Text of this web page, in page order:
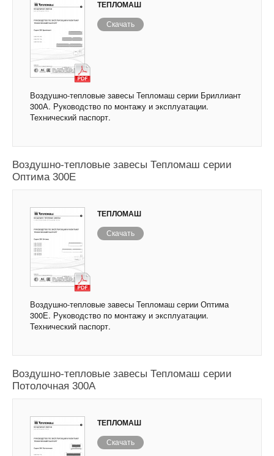
ТЕПЛОМАШ
Скачать
Воздушно-тепловые завесы Тепломаш серии Бриллиант
300А. Руководство по монтажу и эксплуатации.
Технический паспорт.
Воздушно-тепловые завесы Тепломаш серии
Оптима 300Е
ТЕПЛОМАШ
Скачать
Воздушно-тепловые завесы Тепломаш серии Оптима
300Е. Руководство по монтажу и эксплуатации.
Технический паспорт.
Воздушно-тепловые завесы Тепломаш серии
Потолочная 300А
ТЕПЛОМАШ
Скачать